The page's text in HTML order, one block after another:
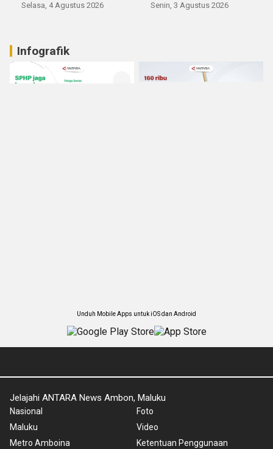
Selasa, 4 Agustus 2026 Senin, 3 Agustus 2026
Infografik
Unduh Mobile Apps untuk iOS dan Android
Jelajahi ANTARA News Ambon, Maluku
Nasional
Maluku
Metro Amboina
Foto
Video
Ketentuan Penggunaan